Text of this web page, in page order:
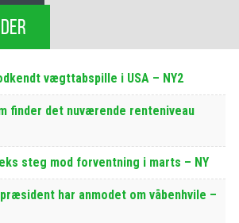
vægttabspille i USA – NY2
finder det nuværende renteniveau
steg mod forventning i marts – NY
har anmodet om våbenhvile –